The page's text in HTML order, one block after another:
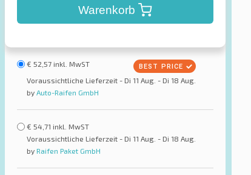
Warenkorb
€ 52,57 inkl. MwST
Voraussichtliche Lieferzeit - Di 11 Aug. - Di 18 Aug.
by Auto-Raifen GmbH
€ 54,71 inkl. MwST
Voraussichtliche Lieferzeit - Di 11 Aug. - Di 18 Aug.
by Raifen Paket GmbH